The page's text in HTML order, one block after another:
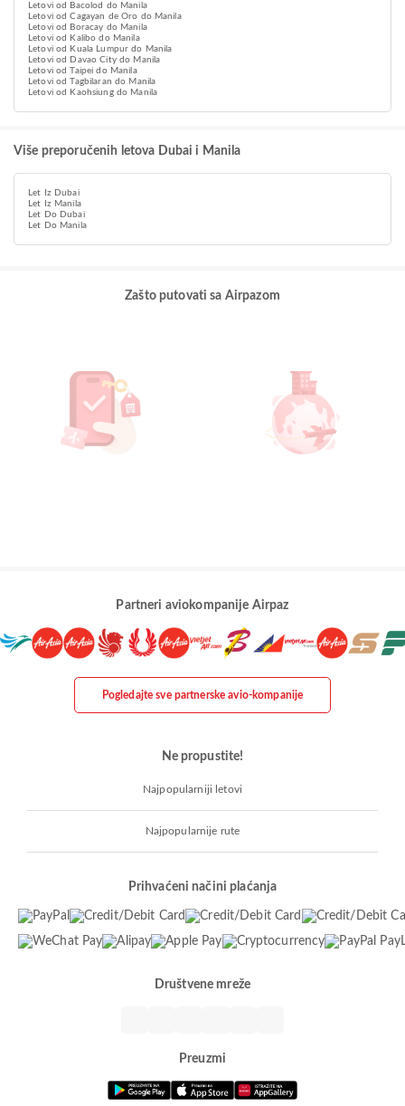
Letovi od Bacolod do Manila
Letovi od Cagayan de Oro do Manila
Letovi od Boracay do Manila
Letovi od Kalibo do Manila
Letovi od Kuala Lumpur do Manila
Letovi od Davao City do Manila
Letovi od Taipei do Manila
Letovi od Tagbilaran do Manila
Letovi od Kaohsiung do Manila
Više preporučenih letova Dubai i Manila
Let Iz Dubai
Let Iz Manila
Let Do Dubai
Let Do Manila
Zašto putovati sa Airpazom
Partneri aviokompanije Airpaz
Pogledajte sve partnerske avio-kompanije
Ne propustite!
Najpopularniji letovi
Najpopularnije rute
Prihvaćeni načini plaćanja
Društvene mreže
Preuzmi